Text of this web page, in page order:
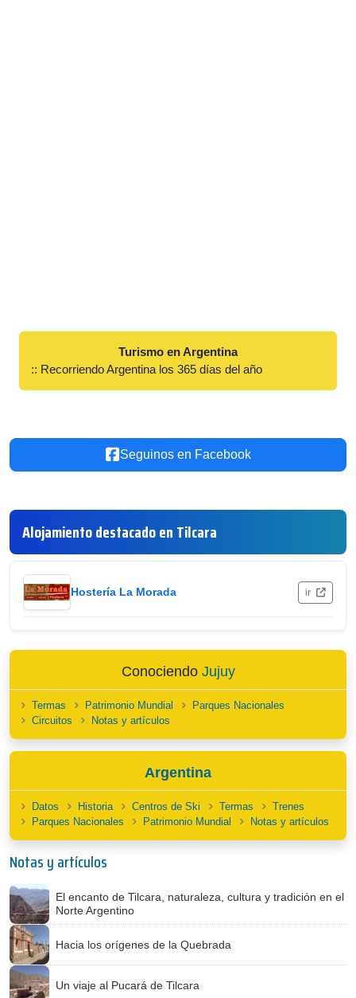
Turismo en Argentina
:: Recorriendo Argentina los 365 días del año
Seguinos en Facebook
Alojamiento destacado en Tilcara
Hostería La Morada ir
Conociendo Jujuy
Termas Patrimonio Mundial
Parques Nacionales
Circuitos
Notas y artículos
Argentina
Datos Historia Centros de Ski Termas
Trenes
Parques Nacionales
Patrimonio Mundial Notas y artículos
Notas y artículos
El encanto de Tilcara, naturaleza, cultura y tradición en el
Norte Argentino
Hacia los orígenes de la Quebrada
Un viaje al Pucará de Tilcara